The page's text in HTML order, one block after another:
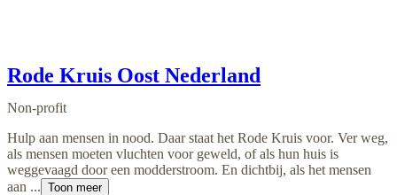
Rode Kruis Oost Nederland
Non-profit
Hulp aan mensen in nood. Daar staat het Rode Kruis voor. Ver weg,
als mensen moeten vluchten voor geweld, of als hun huis is
weggevaagd door een modderstroom. En dichtbij, als het mensen
aan ... Toon meer